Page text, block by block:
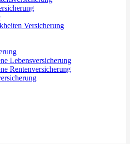
Versicherung
Lebensversicherung
Rentenversicherung